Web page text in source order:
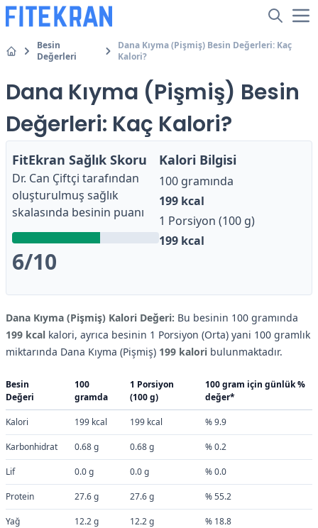
Besin
Değerleri
Dana Kıyma (Pişmiş) Besin Değerleri: Kaç
Kalori?
Dana Kıyma (Pişmiş) Besin
Değerleri: Kaç Kalori?
FitEkran Sağlık Skoru
Dr. Can Çiftçi tarafından
oluşturulmuş sağlık
skalasında besinin puanı
6/10
Kalori Bilgisi
100 gramında
199 kcal
1 Porsiyon (100 g)
199 kcal
Dana Kıyma (Pişmiş) Kalori Değeri: Bu besinin 100 gramında
199 kcal kalori, ayrıca besinin 1 Porsiyon (Orta) yani 100 gramlık
miktarında Dana Kıyma (Pişmiş) 199 kalori bulunmaktadır.
Besin
Değeri
100
gramda
1 Porsiyon
(100 g)
100 gram için günlük %
değer*
Kalori 199 kcal 199 kcal % 9.9
Karbonhidrat 0.68 g 0.68 g % 0.2
Lif 0.0 g 0.0 g % 0.0
Protein 27.6 g 27.6 g % 55.2
Yağ 12.2 g 12.2 g % 18.8